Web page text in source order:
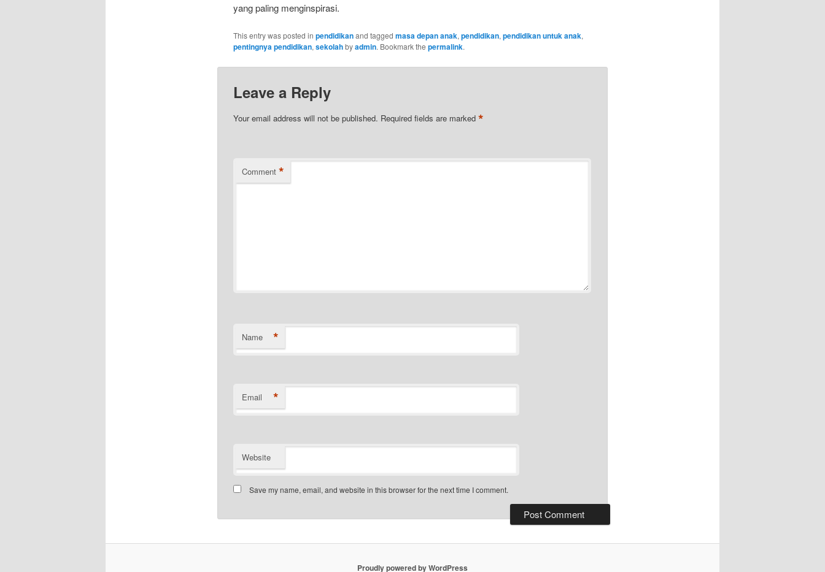
yang paling menginspirasi.
This entry was posted in pendidikanand tagged masa depan anak, pendidikan, pendidikan untuk anak,
pentingnya pendidikan, sekolahbyadmin. Bookmark the permalink.
Leave a Reply
Your email address will not be published. Required fields are marked *
Comment *
Name *
Email *
Website
Save my name, email, and website in this browser for the next time I comment.
Proudly powered by WordPress